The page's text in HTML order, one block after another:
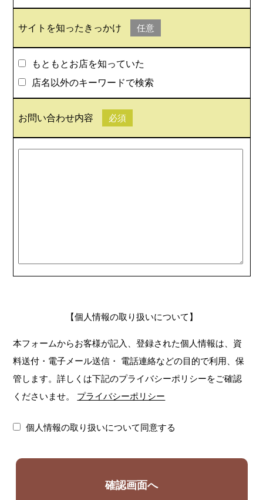
サイトを知ったきっかけ 任意
もともとお店を知っていた
店名以外のキーワードで検索
お問い合わせ内容 必須
【個人情報の取り扱いについて】
本フォームからお客様が記入、登録された個人情報は、資
料送付・電子メール送信・ 電話連絡などの目的で利用、保
管します。詳しくは下記のプライバシーポリシーをご確認
くださいませ。
プライバシーポリシー
個人情報の取り扱いについて同意する